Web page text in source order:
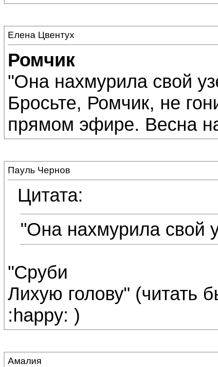
Елена Цвентух
Ромчик
"Она нахмурила свой
Бросьте, Ромчик, не
прямом эфире. Весна
Пауль Чернов
Цитата:
"Она нахмурила свой
"Сруби
Лихую голову" (читать
:happy: )
Амалия